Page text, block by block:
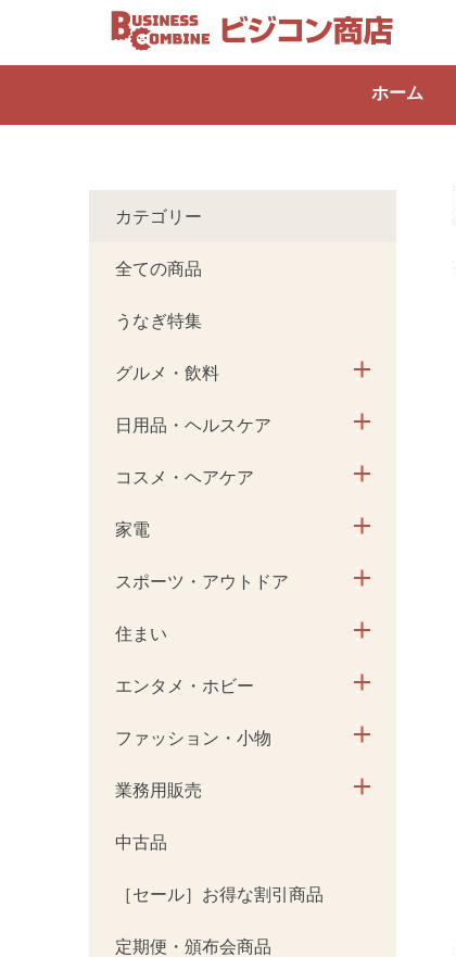
ホーム
カテゴリー
全ての商品
うなぎ特集
グルメ・飲料
日用品・ヘルスケア
コスメ・ヘアケア
家電
スポーツ・アウトドア
住まい
エンタメ・ホビー
ファッション・小物
業務用販売
中古品
［セール］お得な割引商品
定期便・頒布会商品